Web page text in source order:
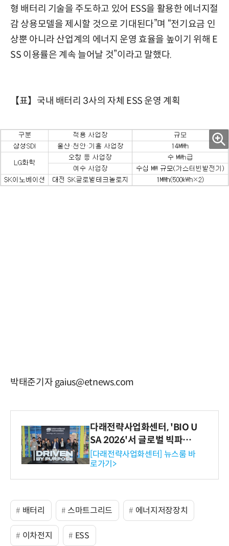
형 배터리 기술을 주도하고 있어 ESS을 활용한 에너지절
감 상용모델을 제시할 것으로 기대된다”며 “전기요금 인
상뿐 아니라 산업계의 에너지 운영 효율을 높이기 위해 E
SS 이용률은 계속 늘어날 것”이라고 말했다.
【표】국내 배터리 3사의 자체 ESS 운영 계획
박태준기자 gaius@etnews.com
다래전략사업화센터, 'BIO U
SA 2026'서 글로벌 빅파마
와의 비즈니스 미팅 지원…K
-바이오 해외 진출 교두보 확
보
[다래전략사업화센터] 뉴스룸 바
로가기>
배터리 스마트그리드 에너지저장장치
이차전지 ESS